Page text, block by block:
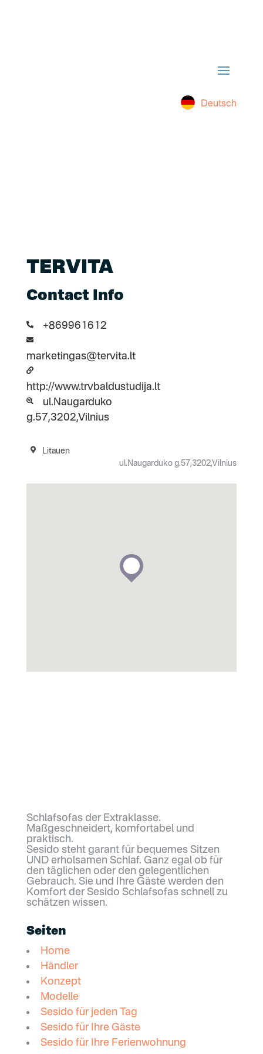
Deutsch
TERVITA
Contact Info
+869961612
marketingas@tervita.lt
http://www.trvbaldustudija.lt
ul.Naugarduko
g.57,3202,Vilnius
Litauen
ul.Naugarduko g.57,3202,Vilnius
Schlafsofas der Extraklasse.
Maßgeschneidert, komfortabel und
praktisch.
Sesido steht garant für bequemes Sitzen
UND erholsamen Schlaf. Ganz egal ob für
den täglichen oder den gelegentlichen
Gebrauch. Sie und Ihre Gäste werden den
Komfort der Sesido Schlafsofas schnell zu
schätzen wissen.
Seiten
Home
Händler
Konzept
Modelle
Sesido für jeden Tag
Sesido für Ihre Gäste
Sesido für Ihre Ferienwohnung